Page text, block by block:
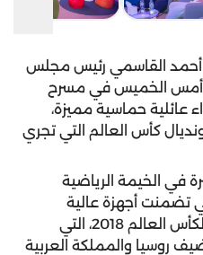
القاسمي رئيس مجلس
أمس الخميس في مسرح
عائلية حماسية مميزة،
كأس العالم التي تجري
في الخيمة الرياضية
تضمنت أجهزة عالية
الدقة، المباراة الافتتاحية لكأس العالم 2018، التي
روسيا والمملكة العربية